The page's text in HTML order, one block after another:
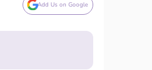
Add Us on Google